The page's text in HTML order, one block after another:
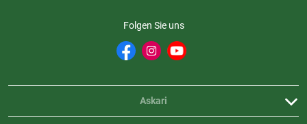
Folgen Sie uns
Askari